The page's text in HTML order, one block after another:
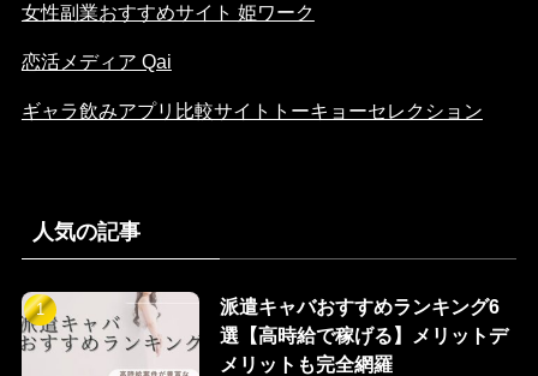
女性副業おすすめサイト 姫ワーク
恋活メディア Qai
ギャラ飲みアプリ比較サイトトーキョーセレクション
人気の記事
派遣キャバおすすめランキング6
選【高時給で稼げる】メリットデ
メリットも完全網羅